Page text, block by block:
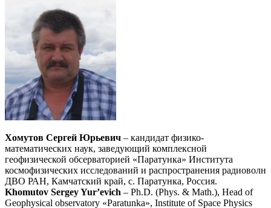
Хомутов Сергей Юрьевич – кандидат физико-
математических наук, заведующий комплексной
геофизической обсерваторией «Паратунка» Института
космофизических исследований и распространения радиоволн
ДВО РАН, Камчатский край, с. Паратунка, Россия.
Khomutov Sergey Yur’evich – Ph.D. (Phys. & Math.), Head of
Geophysical observatory «Paratunka», Institute of Space Physics